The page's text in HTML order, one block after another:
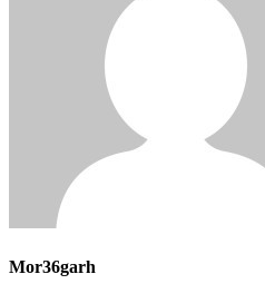
Mor36garh